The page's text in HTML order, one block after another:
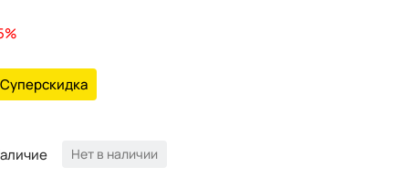
Суперскидка
Нет в наличии